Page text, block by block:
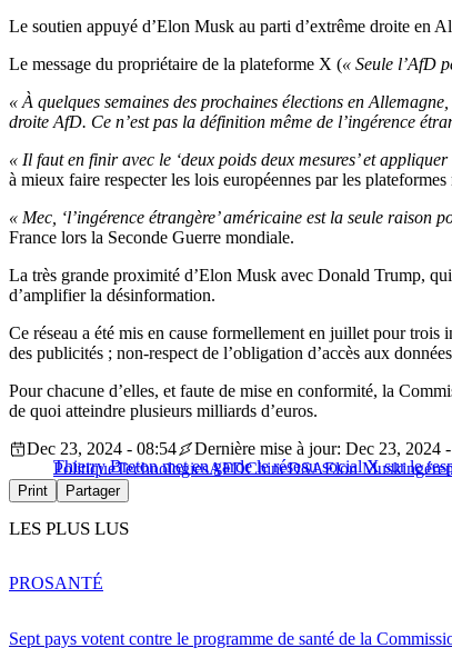
Le soutien appuyé d’Elon Musk au parti d’extrême droite en
Le message du propriétaire de la plateforme X (« Seule l’AfD
« À quelques semaines des prochaines élections en
droite AfD. Ce n’est pas la définition même de l’ingérence
« Il faut en finir avec le ‘deux poids deux mesures’ et
à mieux faire respecter les lois européennes par les plateformes
« Mec, ‘l’ingérence étrangère’ américaine est la seule
France lors la Seconde Guerre mondiale.
La très grande proximité d’Elon Musk avec Donald Trump,
d’amplifier la désinformation.
Ce réseau a été mis en cause formellement en juillet pour trois
des publicités ; non-respect de l’obligation d’accès aux
Pour chacune d’elles, et faute de mise en conformité, la
de quoi atteindre plusieurs milliards d’euros.
Thierry Breton met en garde le réseau social X sur le
Dec 23, 2024 - 08:54
Dernière mise à jour: Dec 23, 2024
PolitiqueTechnologiesAFDChineDSAElon Musk
Print Partager
LES PLUS LUS
Sept pays votent contre le programme de santé de la
PROSANTÉ